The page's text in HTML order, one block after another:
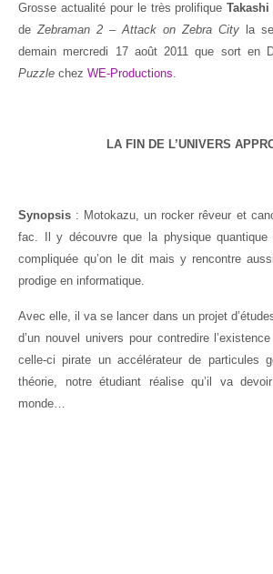
Grosse actualité pour le très prolifique
deZebraman 2 – Attack on Zebra City la
demain mercredi 17 août 2011 que sort en
Puzzle chez WE-Productions.
LA FIN DE L’UNIVERS
Synopsis : Motokazu, un rocker rêveur et
fac. Il y découvre que la physique
compliquée qu’on le dit mais y rencontre
prodige en informatique.
Avec elle, il va se lancer dans un projet
d’un nouvel univers pour contredire
celle-ci pirate un accélérateur de particules
théorie, notre étudiant réalise qu’il va
monde…